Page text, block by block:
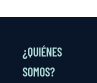
¿QUIÉNES
SOMOS?